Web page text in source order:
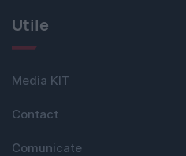
Utile
Media KIT
Contact
Comunicate